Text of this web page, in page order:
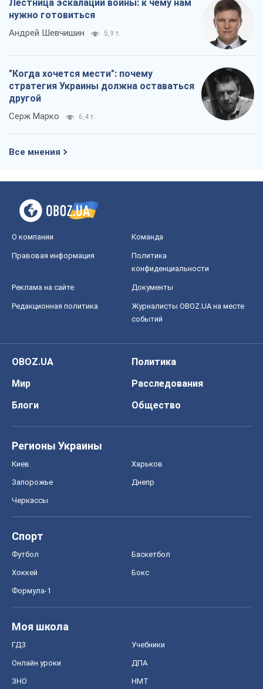
Лестница эскалации войны: к чему нам
нужно готовиться
Андрей Шевчишин 5,9 т.
"Когда хочется мести": почему
стратегия Украины должна оставаться
другой
Серж Марко 6,4 т.
Все мнения
О компании Команда
Правовая информация
Политика
конфиденциальности
Реклама на сайте Документы
Редакционная политика
Журналисты OBOZ.UA на месте
событий
OBOZ.UA
Политика
Мир
Расследования
Блоги
Общество
Регионы Украины
Киев Харьков
Запорожье Днепр
Черкассы
Спорт
Футбол Баскетбол
Хоккей Бокс
Формула-1
Моя школа
ГДЗ Учебники
Онлайн уроки ДПА
ЗНО НМТ